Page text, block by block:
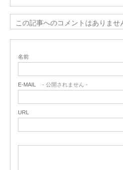
この記事へのコメントはありませ
名前
E-MAIL - 公開されません -
URL